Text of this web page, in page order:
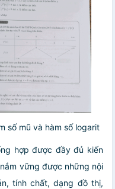
số mũ và hàm số logarit
hợp được đầy đủ kiến
vững được những nội
tính chất, dạng đồ thị,